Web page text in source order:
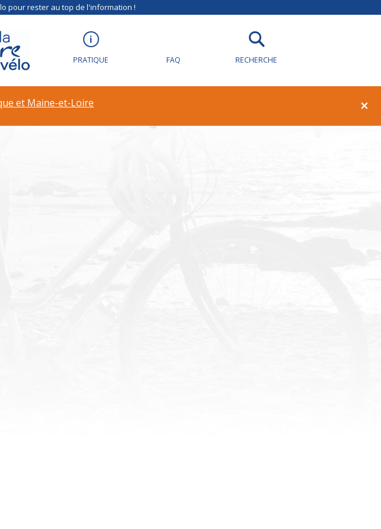
pour rester au top de l'information !
PRATIQUE FAQ RECHERCHE
×
et Maine-et-Loireà Rilly-sur-Loire